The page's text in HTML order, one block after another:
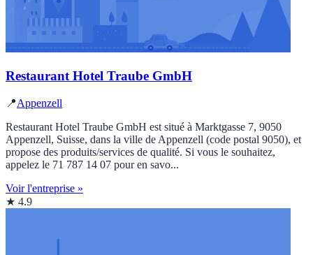
Restaurant Hotel Traube GmbH
📍Appenzell
Restaurant Hotel Traube GmbH est situé à Marktgasse 7, 9050
Appenzell, Suisse, dans la ville de Appenzell (code postal 9050), et
propose des produits/services de qualité. Si vous le souhaitez,
appelez le 71 787 14 07 pour en savo...
Voir l'entreprise »
★ 4.9